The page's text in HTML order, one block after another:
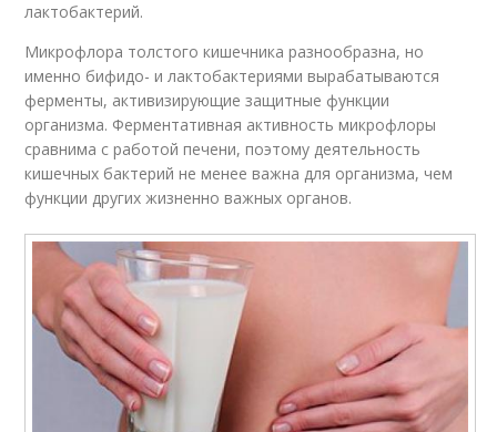
лактобактерий.
Микрофлора толстого кишечника разнообразна, но
именно бифидо- и лактобактериями вырабатываются
ферменты, активизирующие защитные функции
организма. Ферментативная активность микрофлоры
сравнима с работой печени, поэтому деятельность
кишечных бактерий не менее важна для организма, чем
функции других жизненно важных органов.